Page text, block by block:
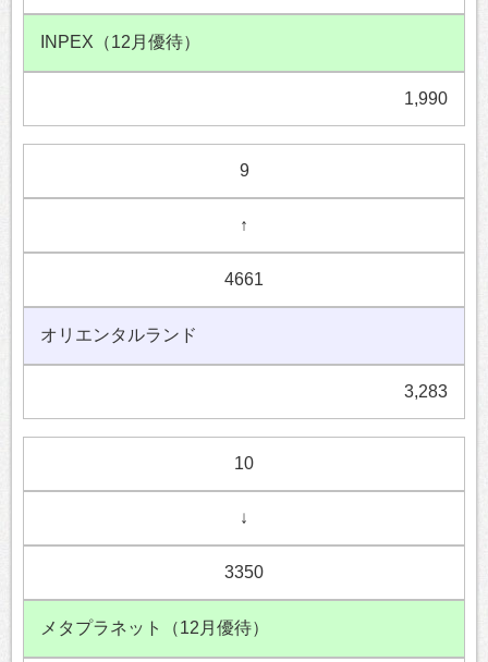
INPEX（12月優待）
1,990
9
↑
4661
オリエンタルランド
3,283
10
↓
3350
メタプラネット（12月優待）